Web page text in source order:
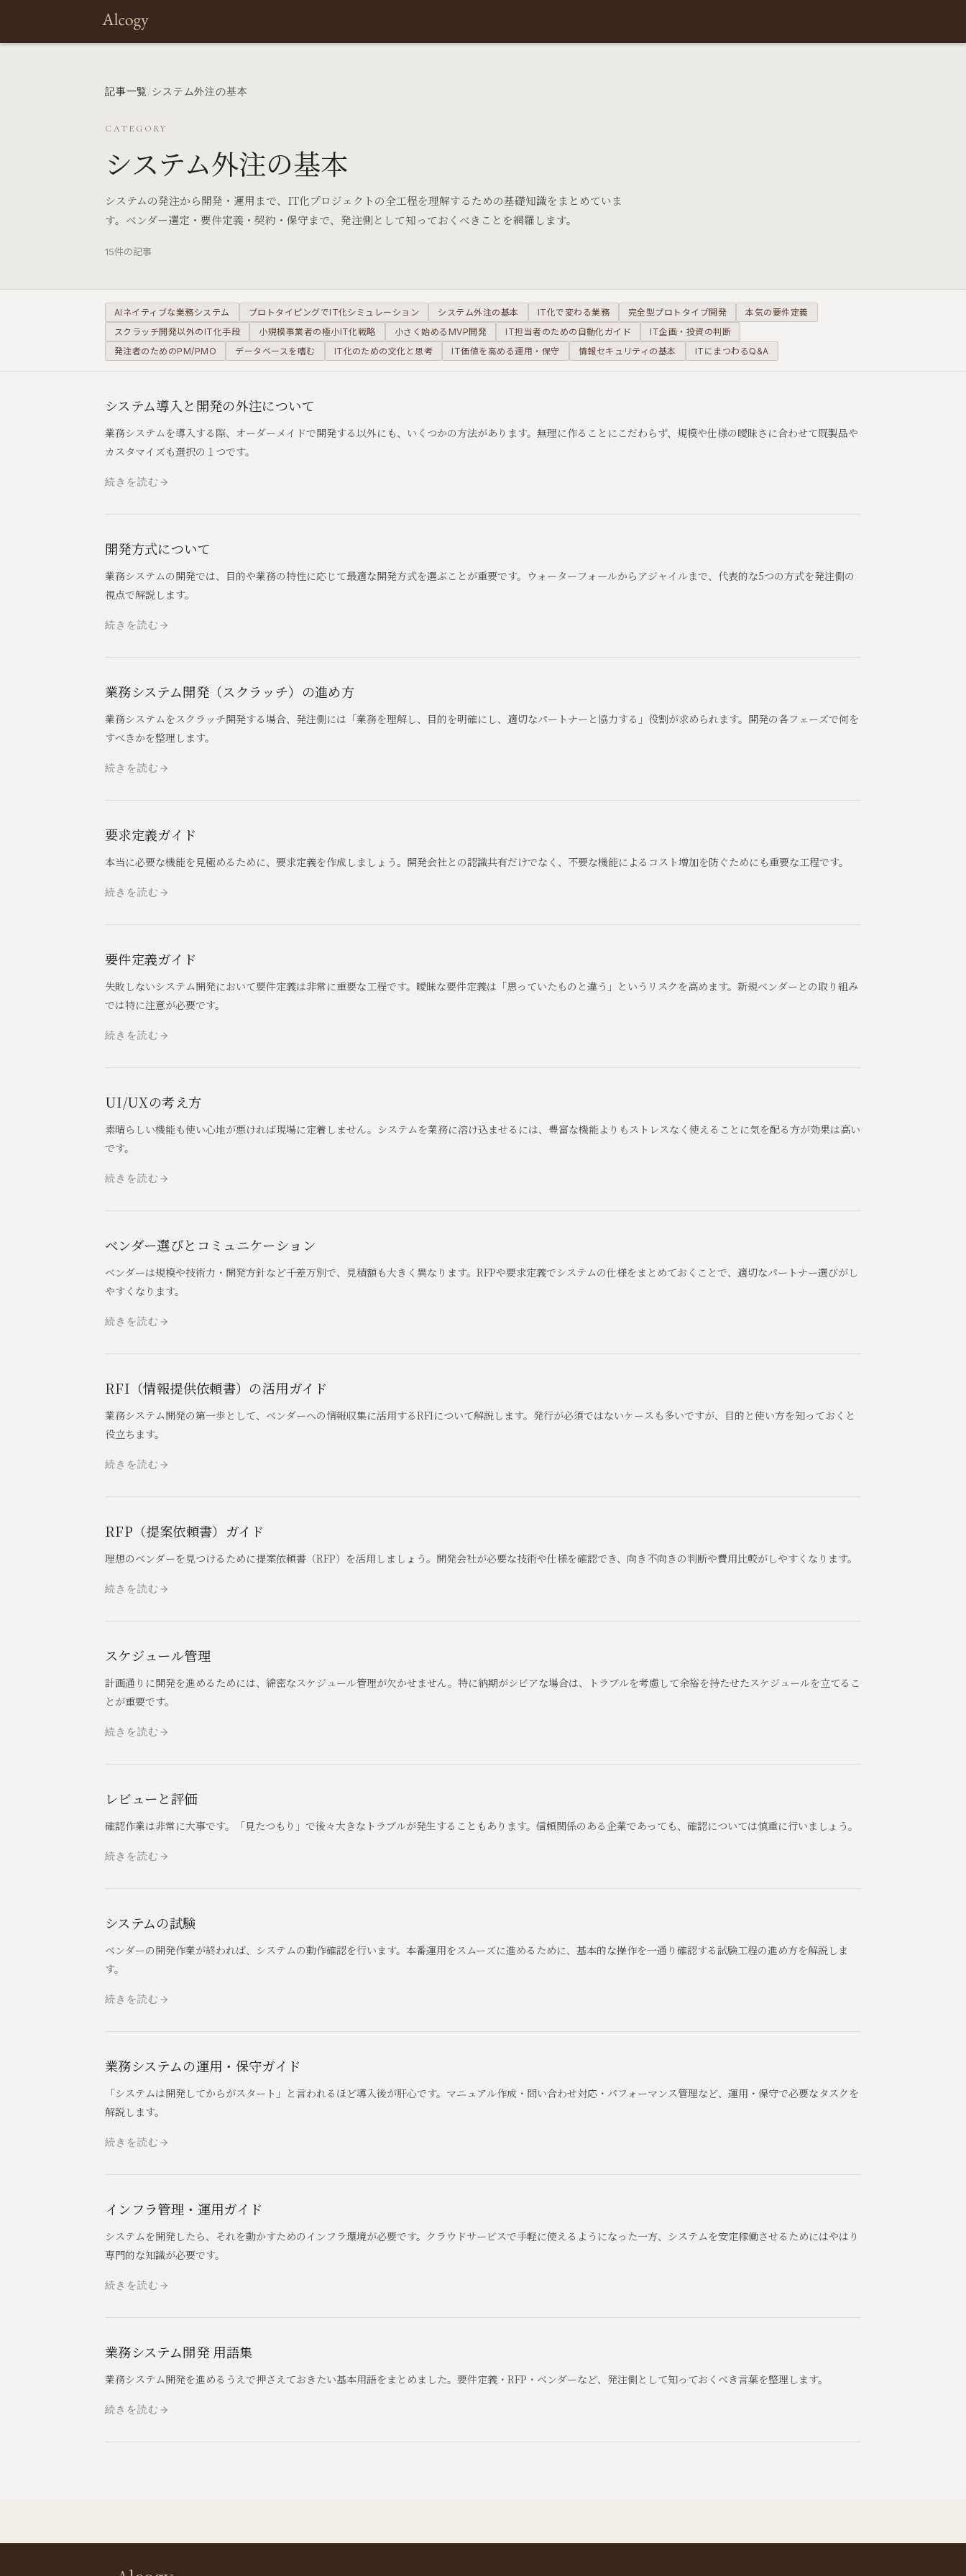
記事一覧/システム外注の基本
CATEGORY
システム外注の基本
システムの発注から開発・運用まで、IT化プロジェクトの全工程を理解するための基礎知識をまとめていま
す。ベンダー選定・要件定義・契約・保守まで、発注側として知っておくべきことを網羅します。
15件の記事
AIネイティブな業務システム プロトタイピングでIT化シミュレーション システム外注の基本 IT化で変わる業務 完全型プロトタイプ開発
本気の要件定義
スクラッチ開発以外のIT化手段
小規模事業者の極小IT化戦略 小さく始めるMVP開発 IT担当者のための自動化ガイド
IT企画・投資の判断
発注者のためのPM/PMO
データベースを嗜む IT化のための文化と思考 IT価値を高める運用・保守 情報セキュリティの基本 ITにまつわるQ&A
システム導入と開発の外注について
業務システムを導入する際、オーダーメイドで開発する以外にも、いくつかの方法があります。無理に作ることにこだわらず、規模や仕様の曖昧さに合わせて既製品や
カスタマイズも選択の１つです。
続きを読む
開発方式について
業務システムの開発では、目的や業務の特性に応じて最適な開発方式を選ぶことが重要です。ウォーターフォールからアジャイルまで、代表的な5つの方式を発注側の
視点で解説します。
続きを読む
業務システム開発（スクラッチ）の進め方
業務システムをスクラッチ開発する場合、発注側には「業務を理解し、目的を明確にし、適切なパートナーと協力する」役割が求められます。開発の各フェーズで何を
すべきかを整理します。
続きを読む
要求定義ガイド
本当に必要な機能を見極めるために、要求定義を作成しましょう。開発会社との認識共有だけでなく、不要な機能によるコスト増加を防ぐためにも重要な工程です。
続きを読む
要件定義ガイド
失敗しないシステム開発において要件定義は非常に重要な工程です。曖昧な要件定義は「思っていたものと違う」というリスクを高めます。新規ベンダーとの取り組み
では特に注意が必要です。
続きを読む
UI/UXの考え方
素晴らしい機能も使い心地が悪ければ現場に定着しません。システムを業務に溶け込ませるには、豊富な機能よりもストレスなく使えることに気を配る方が効果は高い
です。
続きを読む
ベンダー選びとコミュニケーション
ベンダーは規模や技術力・開発方針など千差万別で、見積額も大きく異なります。RFPや要求定義でシステムの仕様をまとめておくことで、適切なパートナー選びがし
やすくなります。
続きを読む
RFI（情報提供依頼書）の活用ガイド
業務システム開発の第一歩として、ベンダーへの情報収集に活用するRFIについて解説します。発行が必須ではないケースも多いですが、目的と使い方を知っておくと
役立ちます。
続きを読む
RFP（提案依頼書）ガイド
理想のベンダーを見つけるために提案依頼書（RFP）を活用しましょう。開発会社が必要な技術や仕様を確認でき、向き不向きの判断や費用比較がしやすくなります。
続きを読む
スケジュール管理
計画通りに開発を進めるためには、綿密なスケジュール管理が欠かせません。特に納期がシビアな場合は、トラブルを考慮して余裕を持たせたスケジュールを立てるこ
とが重要です。
続きを読む
レビューと評価
確認作業は非常に大事です。「見たつもり」で後々大きなトラブルが発生することもあります。信頼関係のある企業であっても、確認については慎重に行いましょう。
続きを読む
システムの試験
ベンダーの開発作業が終われば、システムの動作確認を行います。本番運用をスムーズに進めるために、基本的な操作を一通り確認する試験工程の進め方を解説しま
す。
続きを読む
業務システムの運用・保守ガイド
「システムは開発してからがスタート」と言われるほど導入後が肝心です。マニュアル作成・問い合わせ対応・パフォーマンス管理など、運用・保守で必要なタスクを
解説します。
続きを読む
インフラ管理・運用ガイド
システムを開発したら、それを動かすためのインフラ環境が必要です。クラウドサービスで手軽に使えるようになった一方、システムを安定稼働させるためにはやはり
専門的な知識が必要です。
続きを読む
業務システム開発 用語集
業務システム開発を進めるうえで押さえておきたい基本用語をまとめました。要件定義・RFP・ベンダーなど、発注側として知っておくべき言葉を整理します。
続きを読む